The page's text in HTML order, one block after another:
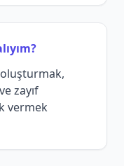
zayıf
vermek